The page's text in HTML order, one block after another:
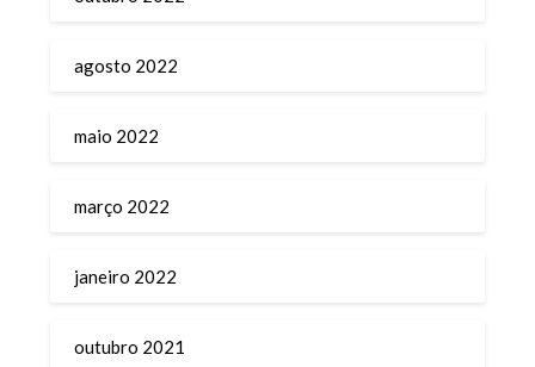
agosto 2022
maio 2022
março 2022
janeiro 2022
outubro 2021